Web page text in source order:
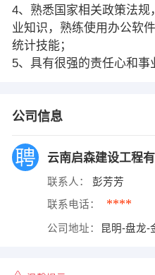
4、熟悉国家相关政策法
业知识，熟练使用办公软
统计技能；
5、具有很强的责任心和事
公司信息
云南启森建设工程
联系人： 彭芳芳
联系电话： ****
公司地址： 昆明-盘龙-